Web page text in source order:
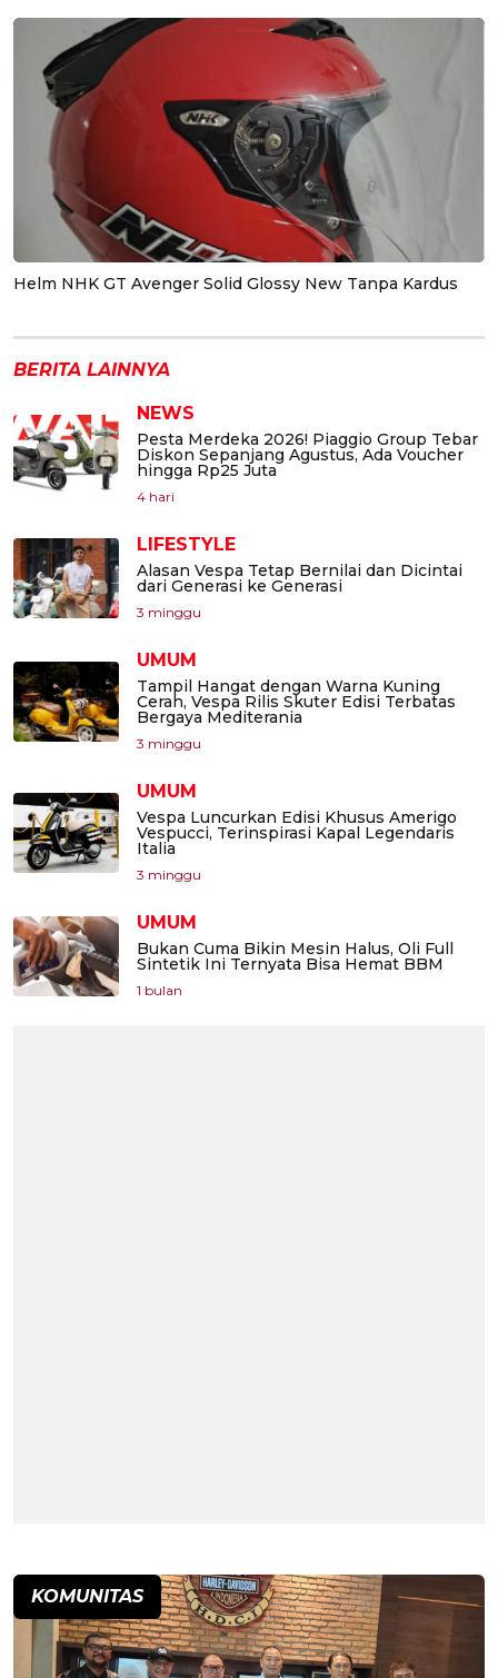
Helm NHK GT Avenger Solid Glossy New Tanpa Kardus
BERITA LAINNYA
NEWS
Pesta Merdeka 2026! Piaggio Group Tebar
Diskon Sepanjang Agustus, Ada Voucher
hingga Rp25 Juta
4 hari
LIFESTYLE
Alasan Vespa Tetap Bernilai dan Dicintai
dari Generasi ke Generasi
3 minggu
UMUM
Tampil Hangat dengan Warna Kuning
Cerah, Vespa Rilis Skuter Edisi Terbatas
Bergaya Mediterania
3 minggu
UMUM
Vespa Luncurkan Edisi Khusus Amerigo
Vespucci, Terinspirasi Kapal Legendaris
Italia
3 minggu
UMUM
Bukan Cuma Bikin Mesin Halus, Oli Full
Sintetik Ini Ternyata Bisa Hemat BBM
1 bulan
KOMUNITAS